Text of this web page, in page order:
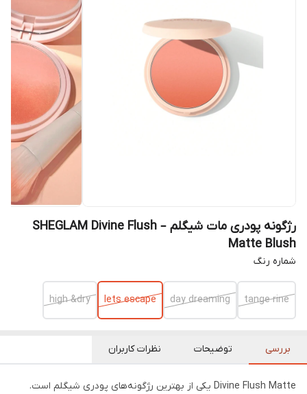
رژگونه پودری مات شیگلم – SHEGLAM Divine Flush
Matte Blush
شماره رنگ
tange rine
day dreaming
lets escape
high &dry
بررسی توضیحات نظرات کاربران
Divine Flush Matte یکی از بهترین رژگونه‌های پودری شیگلم است.